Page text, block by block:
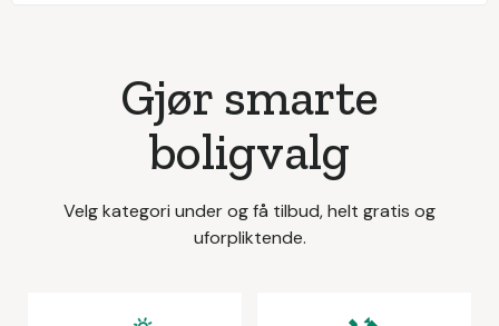
Gjør smarte
boligvalg
Velg kategori under og få tilbud, helt gratis og
uforpliktende.